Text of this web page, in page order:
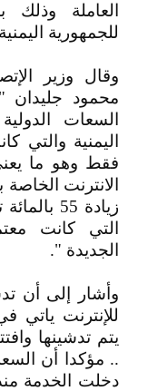
للجمهورية اليمنية 22 مايو.
وقال وزير
محمود جليدان
السعات
فقط وهو ما
زيادة 55
التي كانت
الجديدة ".
وأشار إلى أن
للإنترنت ياتي
.. مؤكدا أن
دخلت الخدمة